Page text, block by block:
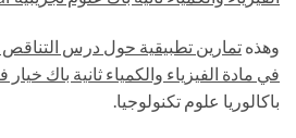
وهذه تمارين تطبيقية حول درس
في مادة الفيزياء والكمياء ثانية باك خيار
باكالوريا علوم تكنولوجيا.